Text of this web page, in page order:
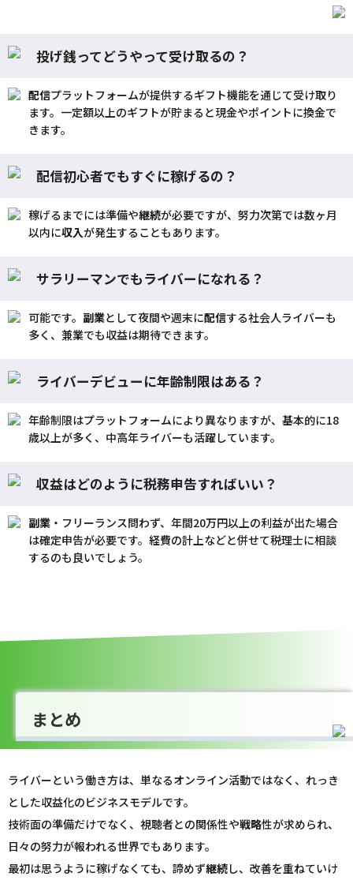
投げ銭ってどうやって受け取るの？
配信プラットフォームが提供するギフト機能を通じて受け取り
ます。一定額以上のギフトが貯まると現金やポイントに換金で
きます。
配信初心者でもすぐに稼げるの？
稼げるまでには準備や継続が必要ですが、努力次第では数ヶ月
以内に収入が発生することもあります。
サラリーマンでもライバーになれる？
可能です。 副業として夜間や週末に配信する社会人ライバーも
多く、兼業でも収益は期待できます。
ライバーデビューに年齢制限はある？
年齢制限はプラットフォームにより異なりますが、基本的に18
歳以上が多く、中高年ライバーも活躍しています。
収益はどのように税務申告すればいい？
副業 ・フリーランス問わず、年間20万円以上の利益が出た場合
は確定申告が必要です。経費の計上などと併せて税理士に相談
するのも良いでしょう。
まとめ
ライバーという働き方は、単なるオンライン活動ではなく、れっき
とした収益化のビジネスモデルです。
技術面の準備だけでなく、視聴者との関係性や戦略性が求められ、
日々の努力が報われる世界でもあります。
最初は思うように稼げなくても、諦めず継続し、改善を重ねていけ